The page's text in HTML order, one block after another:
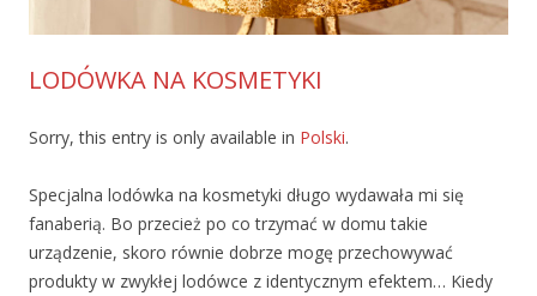
LODÓWKA NA KOSMETYKI
Sorry, this entry is only available in Polski.
Specjalna lodówka na kosmetyki długo wydawała mi się
fanaberią. Bo przecież po co trzymać w domu takie
urządzenie, skoro równie dobrze mogę przechowywać
produkty w zwykłej lodówce z identycznym efektem… Kiedy